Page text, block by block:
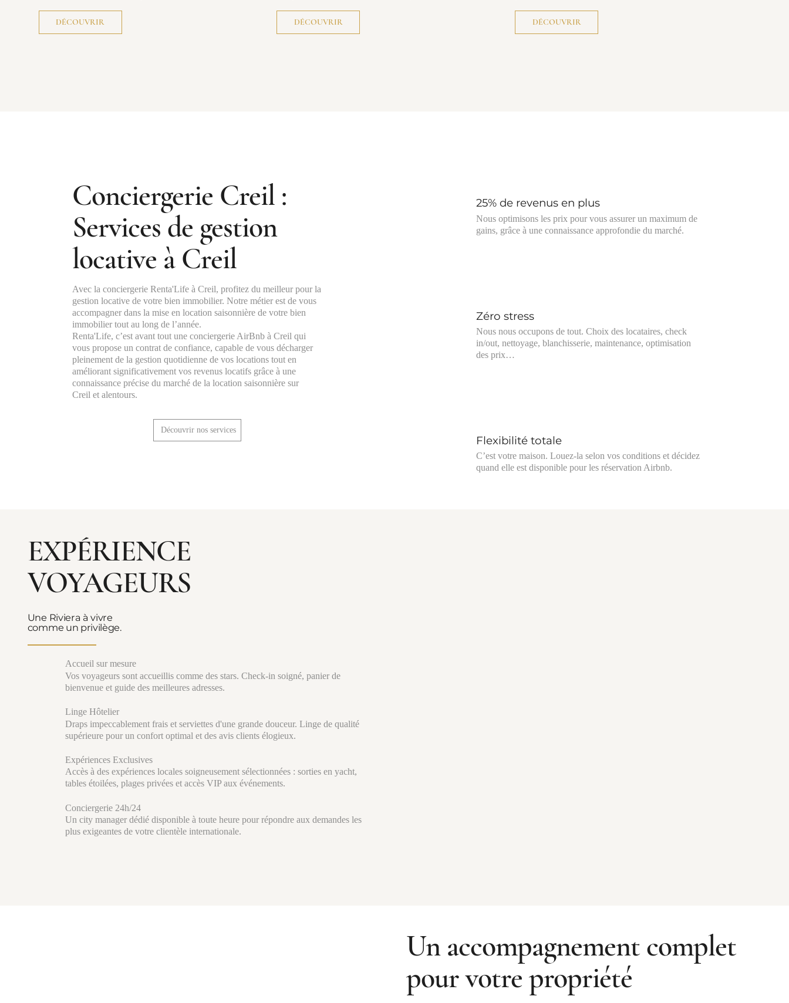
DÉCOUVRIR DÉCOUVRIR DÉCOUVRIR
Conciergerie Creil :
Services de gestion
locative à Creil
Avec la conciergerie Renta'Life à Creil, profitez du meilleur pour la
gestion locative de votre bien immobilier. Notre métier est de vous
accompagner dans la mise en location saisonnière de votre bien
immobilier tout au long de l’année.
Renta'Life, c’est avant tout une conciergerie AirBnb à Creil qui
vous propose un contrat de confiance, capable de vous décharger
pleinement de la gestion quotidienne de vos locations tout en
améliorant significativement vos revenus locatifs grâce à une
connaissance précise du marché de la location saisonnière sur
Creil et alentours.
Découvrir nos services
25% de revenus en plus
Nous optimisons les prix pour vous assurer un maximum de
gains, grâce à une connaissance approfondie du marché.
Zéro stress
Nous nous occupons de tout. Choix des locataires, check
in/out, nettoyage, blanchisserie, maintenance, optimisation
des prix…
Flexibilité totale
C’est votre maison. Louez-la selon vos conditions et décidez
quand elle est disponible pour les réservation Airbnb.
EXPÉRIENCE
VOYAGEURS
Une Riviera à vivre
comme un privilège.
Accueil sur mesure
Vos voyageurs sont accueillis comme des stars. Check-in soigné, panier de
bienvenue et guide des meilleures adresses.
Linge Hôtelier
Draps impeccablement frais et serviettes d'une grande douceur. Linge de qualité
supérieure pour un confort optimal et des avis clients élogieux.
Expériences Exclusives
Accès à des expériences locales soigneusement sélectionnées : sorties en yacht,
tables étoilées, plages privées et accès VIP aux événements.
Conciergerie 24h/24
Un city manager dédié disponible à toute heure pour répondre aux demandes les
plus exigeantes de votre clientèle internationale.
Un accompagnement complet
pour votre propriété